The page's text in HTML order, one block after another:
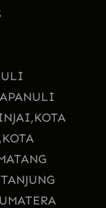
KOTA
KOTA